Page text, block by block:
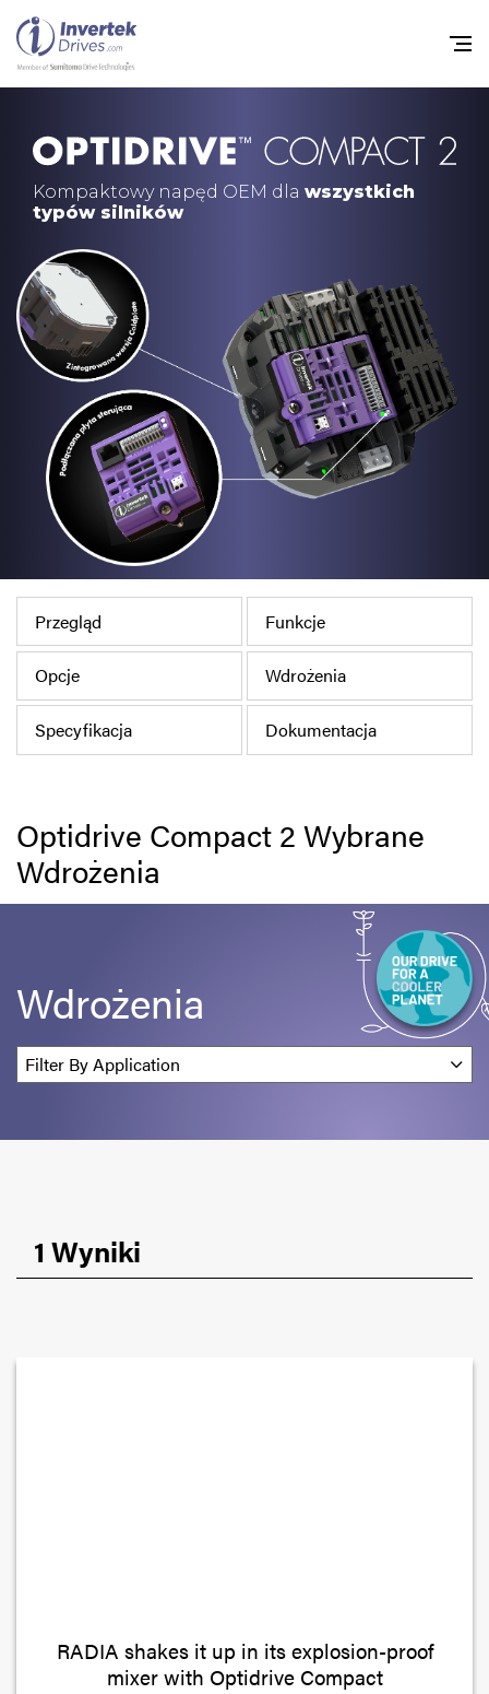
Kompaktowy napęd OEM dla wszystkich
typów silników
Przegląd Funkcje
Opcje Wdrożenia
Specyfikacja Dokumentacja
Optidrive Compact 2 Wybrane
Wdrożenia
Wdrożenia
1 Wyniki
RADIA shakes it up in its explosion-proof
mixer with Optidrive Compact
Home
Przemienniki
Zrównoważony
Nowości
Oferty pracy
O nas
Kontakt
iSource Rejestracja